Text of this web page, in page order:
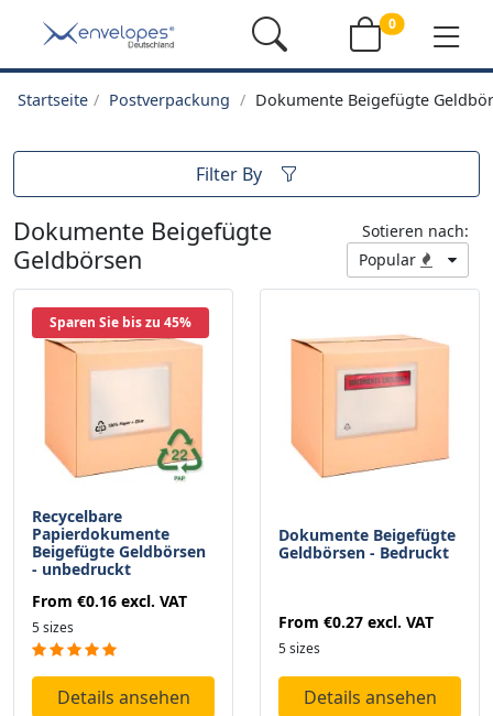
0
Startseite Postverpackung Dokumente Beigefügte
Filter By
Dokumente Beigefügte
Geldbörsen
Sotieren nach:
Popular
Sparen Sie bis zu 45%
Recycelbare
Papierdokumente
Beigefügte Geldbörsen
- unbedruckt
From €0.16 excl. VAT
5 sizes
Details ansehen
Dokumente Beigefügte
Geldbörsen - Bedruckt
From €0.27 excl. VAT
5 sizes
Details ansehen